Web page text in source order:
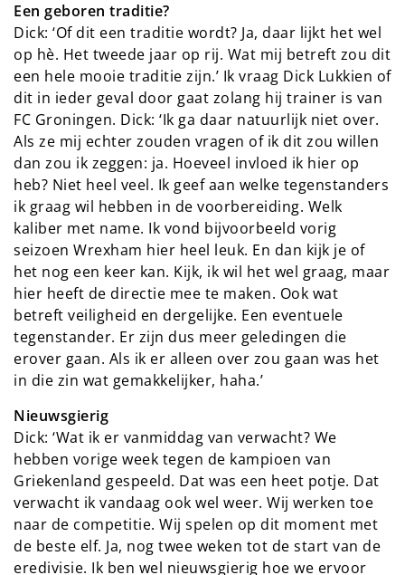
Een geboren traditie?
Dick: ‘Of dit een traditie wordt? Ja, daar lijkt het wel
op hè. Het tweede jaar op rij. Wat mij betreft zou dit
een hele mooie traditie zijn.’ Ik vraag Dick Lukkien of
dit in ieder geval door gaat zolang hij trainer is van
FC Groningen. Dick: ‘Ik ga daar natuurlijk niet over.
Als ze mij echter zouden vragen of ik dit zou willen
dan zou ik zeggen: ja. Hoeveel invloed ik hier op
heb? Niet heel veel. Ik geef aan welke tegenstanders
ik graag wil hebben in de voorbereiding. Welk
kaliber met name. Ik vond bijvoorbeeld vorig
seizoen Wrexham hier heel leuk. En dan kijk je of
het nog een keer kan. Kijk, ik wil het wel graag, maar
hier heeft de directie mee te maken. Ook wat
betreft veiligheid en dergelijke. Een eventuele
tegenstander. Er zijn dus meer geledingen die
erover gaan. Als ik er alleen over zou gaan was het
in die zin wat gemakkelijker, haha.’
Nieuwsgierig
Dick: ‘Wat ik er vanmiddag van verwacht? We
hebben vorige week tegen de kampioen van
Griekenland gespeeld. Dat was een heet potje. Dat
verwacht ik vandaag ook wel weer. Wij werken toe
naar de competitie. Wij spelen op dit moment met
de beste elf. Ja, nog twee weken tot de start van de
eredivisie. Ik ben wel nieuwsgierig hoe we ervoor